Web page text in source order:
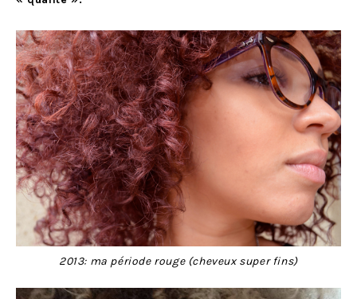
2013: ma période rouge (cheveux super fins)